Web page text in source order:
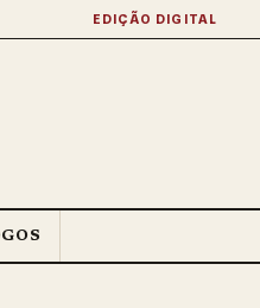
EDIÇÃO DIGITAL